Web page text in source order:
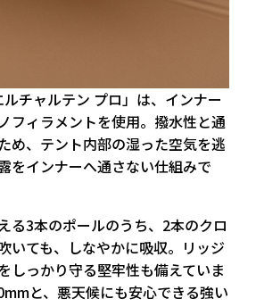
ルチャルテン プロ」は、インナー
フィラメントを使用。撥水性と通
め、テント内部の湿った空気を逃
をインナーへ通さない仕組みで
る3本のポールのうち、2本のクロ
いても、しなやかに吸収。リッジ
しっかり守る堅牢性も備えていま
と、悪天候にも安心できる強い